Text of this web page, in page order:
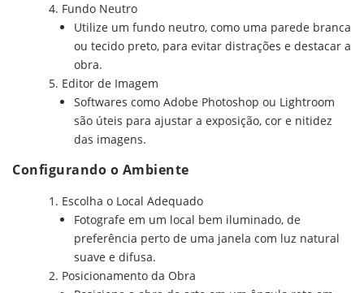
Fundo Neutro
Utilize um fundo neutro, como uma parede branca
ou tecido preto, para evitar distrações e destacar a
obra.
Editor de Imagem
Softwares como Adobe Photoshop ou Lightroom
são úteis para ajustar a exposição, cor e nitidez
das imagens.
Configurando o Ambiente
Escolha o Local Adequado
Fotografe em um local bem iluminado, de
preferência perto de uma janela com luz natural
suave e difusa.
Posicionamento da Obra